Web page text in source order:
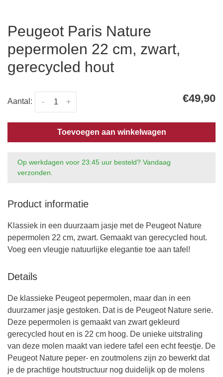
Peugeot Paris Nature
pepermolen 22 cm, zwart,
gerecycled hout
Aantal: +
- €49,90
Toevoegen aan winkelwagen
Op werkdagen voor 23:45 uur besteld? Vandaag
verzonden.
Product informatie
Klassiek in een duurzaam jasje met de Peugeot Nature
pepermolen 22 cm, zwart. Gemaakt van gerecycled hout.
Voeg een vleugje natuurlijke elegantie toe aan tafel!
Details
De klassieke Peugeot pepermolen, maar dan in een
duurzamer jasje gestoken. Dat is de Peugeot Nature serie.
Deze pepermolen is gemaakt van zwart gekleurd
gerecycled hout en is 22 cm hoog. De unieke uitstraling
van deze molen maakt van iedere tafel een echt feestje. De
Peugeot Nature peper- en zoutmolens zijn zo bewerkt dat
je de prachtige houtstructuur nog duidelijk op de molens